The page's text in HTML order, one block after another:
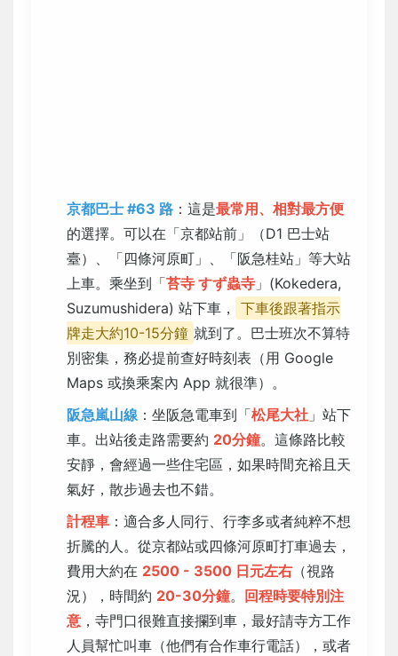
京都巴士 #63 路 ：這是最常用、相對最方便
的選擇。可以在「京都站前」（D1 巴士站
臺）、「四條河原町」、「阪急桂站」等大站
上車。乘坐到「苔寺 すず蟲寺 」(Kokedera,
Suzumushidera) 站下車，
下車後跟著指示
牌走大約10-15分鐘 就到了。巴士班次不算特
別密集，務必提前查好時刻表（用 Google
Maps 或換乘案內 App 就很準）。
阪急嵐山線 ：坐阪急電車到「松尾大社 」站下
車。出站後走路需要約 20分鐘。這條路比較
安靜，會經過一些住宅區，如果時間充裕且天
氣好，散步過去也不錯。
計程車 ：適合多人同行、行李多或者純粹不想
折騰的人。從京都站或四條河原町打車過去，
費用大約在 2500 - 3500 日元左右 （視路
況），時間約 20-30分鐘。
回程時要特別注
意 ，寺門口很難直接攔到車，最好請寺方工作
人員幫忙叫車（他們有合作車行電話），或者